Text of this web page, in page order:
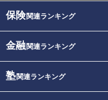
保険関連ランキング
金融関連ランキング
塾関連ランキング